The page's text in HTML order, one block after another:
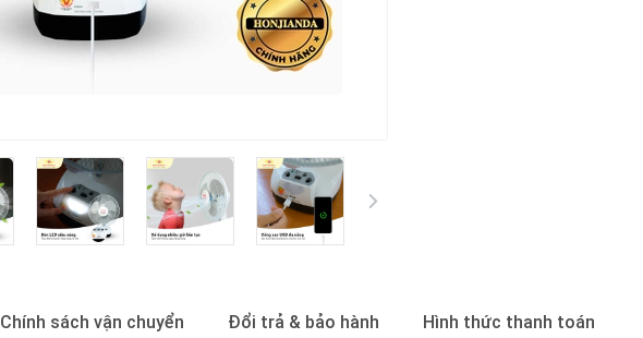
Chính sách vận chuyển Đổi trả & bảo hành Hình thức thanh toán